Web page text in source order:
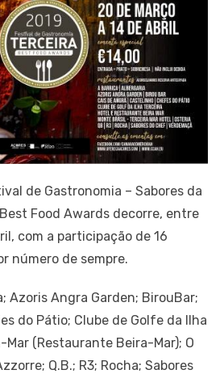
de Gastronomia – Sabores da
Food Awards decorre, entre
com a participação de 16
número de sempre.
Azoris Angra Garden; BirouBar;
do Pátio; Clube de Golfe da Ilha
Mar (Restaurante Beira-Mar); O
Q.B.; R3; Rocha; Sabores